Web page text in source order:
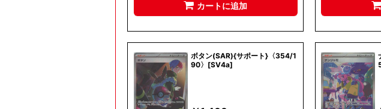
カートに追加
ボタン(SAR){サポート}〈354/1
90〉[SV4a]